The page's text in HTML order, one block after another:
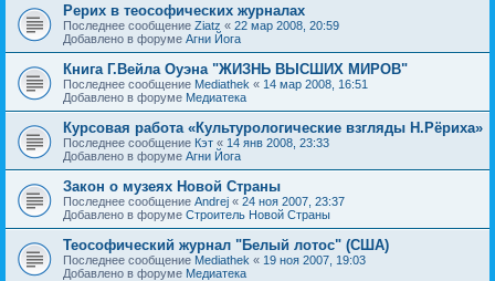
Рерих в теософических журналах
Последнее сообщение Ziatz « 22 мар 2008, 20:59
Добавлено в форуме Агни Йога
Книга Г.Вейла Оуэна "ЖИЗНЬ ВЫСШИХ МИРОВ"
Последнее сообщение Mediathek « 14 мар 2008, 16:51
Добавлено в форуме Медиатека
Курсовая работа «Культурологические взгляды Н.Рёриха»
Последнее сообщение Кэт « 14 янв 2008, 23:33
Добавлено в форуме Агни Йога
Закон о музеях Новой Страны
Последнее сообщение Andrej « 24 ноя 2007, 23:37
Добавлено в форуме Строитель Новой Страны
Теософический журнал "Белый лотос" (США)
Последнее сообщение Mediathek « 19 ноя 2007, 19:03
Добавлено в форуме Медиатека